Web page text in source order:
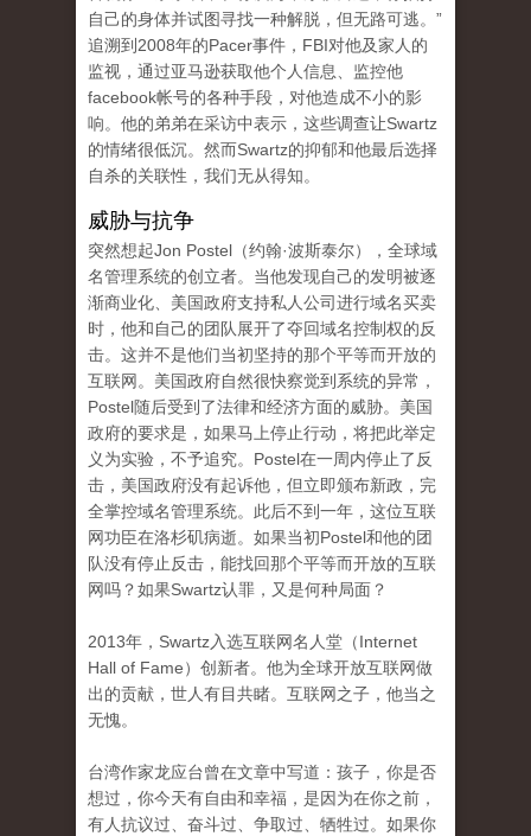
自己的身体并试图寻找一种解脱，但无路可逃。”
追溯到2008年的Pacer事件，FBI对他及家人的
监视，通过亚马逊获取他个人信息、监控他
facebook帐号的各种手段，对他造成不小的影
响。他的弟弟在采访中表示，这些调查让Swartz
的情绪很低沉。然而Swartz的抑郁和他最后选择
自杀的关联性，我们无从得知。
威胁与抗争
突然想起Jon Postel（约翰·波斯泰尔），全球域
名管理系统的创立者。当他发现自己的发明被逐
渐商业化、美国政府支持私人公司进行域名买卖
时，他和自己的团队展开了夺回域名控制权的反
击。这并不是他们当初坚持的那个平等而开放的
互联网。美国政府自然很快察觉到系统的异常，
Postel随后受到了法律和经济方面的威胁。美国
政府的要求是，如果马上停止行动，将把此举定
义为实验，不予追究。Postel在一周内停止了反
击，美国政府没有起诉他，但立即颁布新政，完
全掌控域名管理系统。此后不到一年，这位互联
网功臣在洛杉矶病逝。如果当初Postel和他的团
队没有停止反击，能找回那个平等而开放的互联
网吗？如果Swartz认罪，又是何种局面？
2013年，Swartz入选互联网名人堂（Internet
Hall of Fame）创新者。他为全球开放互联网做
出的贡献，世人有目共睹。互联网之子，他当之
无愧。
台湾作家龙应台曾在文章中写道：孩子，你是否
想过，你今天有自由和幸福，是因为在你之前，
有人抗议过、奋斗过、争取过、牺牲过。如果你